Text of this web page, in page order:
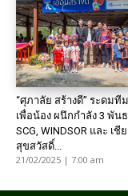
“ศุภาลัย สร้างดี” ระดมที
เพื่อน้อง ผนึกกำลัง 3 พัน
SCG, WINDSOR และ เชี
สุขสวัสดิ์...
21/02/2025 | 7:00 am